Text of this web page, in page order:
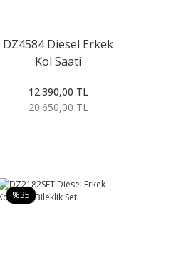
DZ4584 Diesel Erkek
Kol Saati
12.390,00 TL
20.650,00 TL
%35